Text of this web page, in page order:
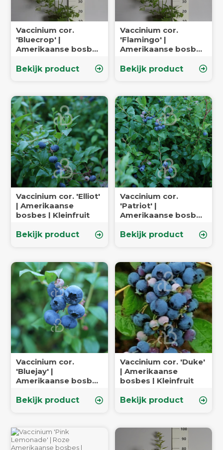
Vaccinium cor.
'Bluecrop' |
Amerikaanse bosbes
Bekijk product
Vaccinium cor.
'Flamingo' |
Amerikaanse bosbes
Bekijk product
Vaccinium cor. 'Elliot'
| Amerikaanse
bosbes | Kleinfruit
Bekijk product
Vaccinium cor.
'Patriot' |
Amerikaanse bosbes
Bekijk product
Vaccinium cor.
'Bluejay' |
Amerikaanse bosbes
Bekijk product
Vaccinium cor. 'Duke'
| Amerikaanse
bosbes | Kleinfruit
Bekijk product